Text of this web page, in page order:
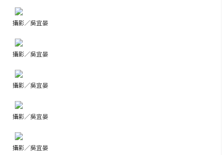
攝影／吳宜晏
攝影／吳宜晏
攝影／吳宜晏
攝影／吳宜晏
攝影／吳宜晏